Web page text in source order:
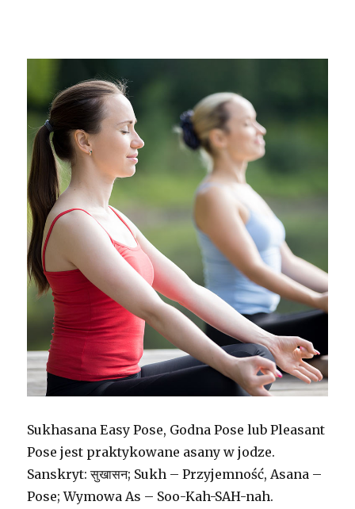
Sukhasana Easy Pose, Godna Pose lub Pleasant
Pose jest praktykowane asany w jodze.
Sanskryt: सुखासन; Sukh – Przyjemność, Asana –
Pose; Wymowa As – Soo-Kah-SAH-nah.